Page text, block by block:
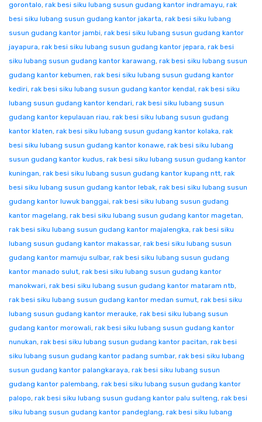
gorontalo, rak besi siku lubang susun gudang kantor indramayu, rak
besi siku lubang susun gudang kantor jakarta, rak besi siku lubang
susun gudang kantor jambi, rak besi siku lubang susun gudang kantor
jayapura, rak besi siku lubang susun gudang kantor jepara, rak besi
siku lubang susun gudang kantor karawang, rak besi siku lubang susun
gudang kantor kebumen, rak besi siku lubang susun gudang kantor
kediri, rak besi siku lubang susun gudang kantor kendal, rak besi siku
lubang susun gudang kantor kendari, rak besi siku lubang susun
gudang kantor kepulauan riau, rak besi siku lubang susun gudang
kantor klaten, rak besi siku lubang susun gudang kantor kolaka, rak
besi siku lubang susun gudang kantor konawe, rak besi siku lubang
susun gudang kantor kudus, rak besi siku lubang susun gudang kantor
kuningan, rak besi siku lubang susun gudang kantor kupang ntt, rak
besi siku lubang susun gudang kantor lebak, rak besi siku lubang susun
gudang kantor luwuk banggai, rak besi siku lubang susun gudang
kantor magelang, rak besi siku lubang susun gudang kantor magetan,
rak besi siku lubang susun gudang kantor majalengka, rak besi siku
lubang susun gudang kantor makassar, rak besi siku lubang susun
gudang kantor mamuju sulbar, rak besi siku lubang susun gudang
kantor manado sulut, rak besi siku lubang susun gudang kantor
manokwari, rak besi siku lubang susun gudang kantor mataram ntb,
rak besi siku lubang susun gudang kantor medan sumut, rak besi siku
lubang susun gudang kantor merauke, rak besi siku lubang susun
gudang kantor morowali, rak besi siku lubang susun gudang kantor
nunukan, rak besi siku lubang susun gudang kantor pacitan, rak besi
siku lubang susun gudang kantor padang sumbar, rak besi siku lubang
susun gudang kantor palangkaraya, rak besi siku lubang susun
gudang kantor palembang, rak besi siku lubang susun gudang kantor
palopo, rak besi siku lubang susun gudang kantor palu sulteng, rak besi
siku lubang susun gudang kantor pandeglang, rak besi siku lubang